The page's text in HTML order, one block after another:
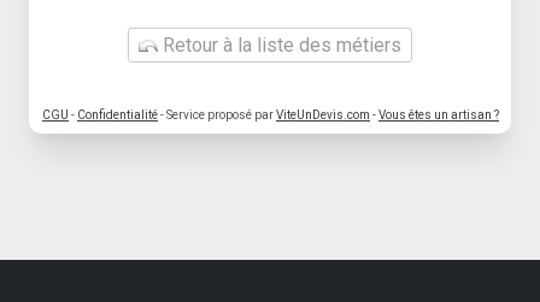
Retour à la liste des métiers
CGU - Confidentialité- Service proposé parViteUnDevis.com -Vous êtes un artisan ?